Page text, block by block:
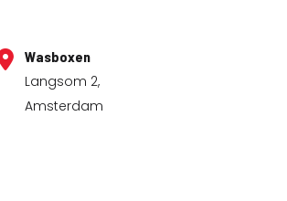
Wasboxen
Langsom 2,
Amsterdam